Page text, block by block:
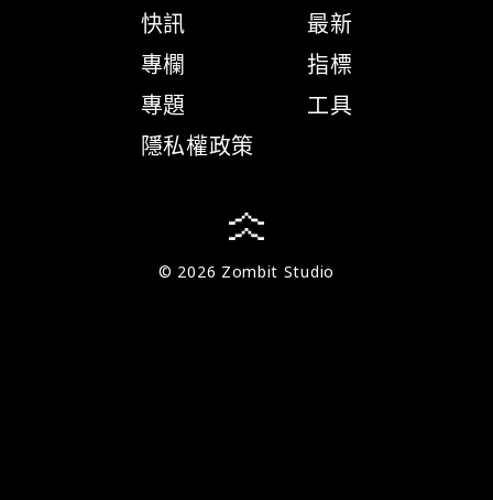
快訊
專欄
專題
隱私權政策
最新
指標
工具
© 2026 Zombit Studio